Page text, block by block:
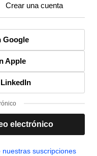
Crear una cuenta
Google
Apple
electrónico
nuestras suscripciones